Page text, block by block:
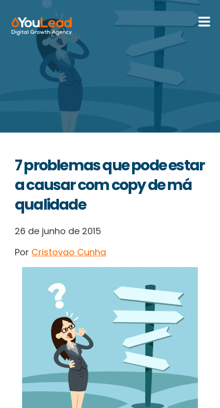
Sobre Nós
Contactos
7 problemas que pode estar
a causar com copy de má
qualidade
26 de junho de 2015
Por Cristovao Cunha